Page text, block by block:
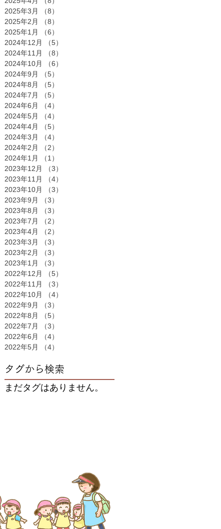
2025年3月
（8）
2025年2月
（8）
2025年1月
（6）
2024年12月
（5）
2024年11月
（8）
2024年10月
（6）
2024年9月
（5）
2024年8月
（5）
2024年7月
（5）
2024年6月
（4）
2024年5月
（4）
2024年4月
（5）
2024年3月
（4）
2024年2月
（2）
2024年1月
（1）
2023年12月
（3）
2023年11月
（4）
2023年10月
（3）
2023年9月
（3）
2023年8月
（3）
2023年7月
（2）
2023年4月
（2）
2023年3月
（3）
2023年2月
（3）
2023年1月
（3）
2022年12月
（5）
2022年11月
（3）
2022年10月
（4）
2022年9月
（3）
2022年8月
（5）
2022年7月
（3）
2022年6月
（4）
2022年5月
（4）
タグから検索
まだタグはありません。